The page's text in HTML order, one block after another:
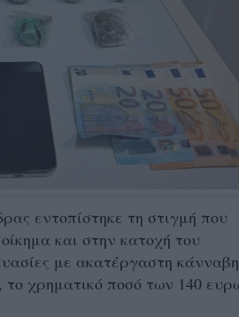
εντοπίστηκε τη στιγμή που
και στην κατοχή του
με ακατέργαστη κάνναβη
χρηματικό ποσό των 140